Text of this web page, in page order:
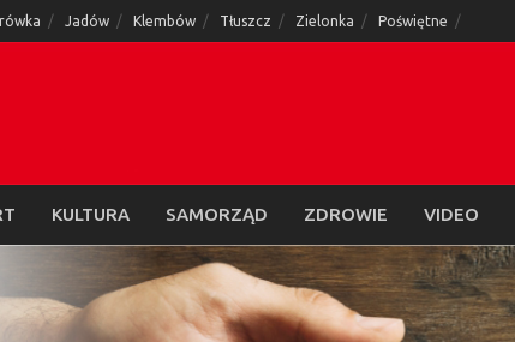
Jadów Klembów Tłuszcz Zielonka Poświętne
KULTURA SAMORZĄD ZDROWIE VIDEO